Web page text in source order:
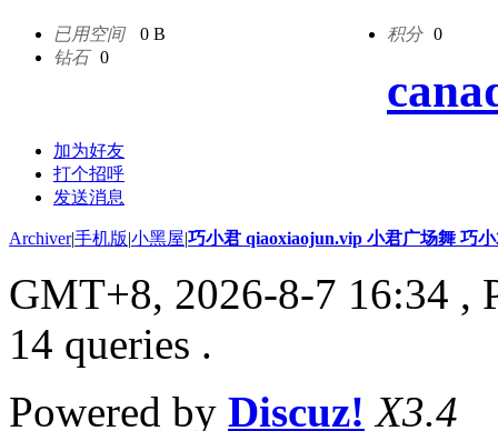
已用空间 0 B 积分 0
钻石 0
加为好友
打个招呼
发送消息
Archiver|手机版|小黑屋|巧小君 qiaoxiaojun.vip 小君广场舞 巧
GMT+8, 2026-8-7 16:34 ,
14 queries .
Powered by Discuz! X3.4